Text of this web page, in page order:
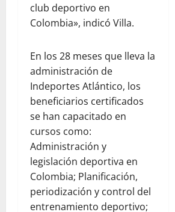
club deportivo en
Colombia», indicó Villa.
En los 28 meses que lleva la
administración de
Indeportes Atlántico, los
beneficiarios certificados
se han capacitado en
cursos como:
Administración y
legislación deportiva en
Colombia; Planificación,
periodización y control del
entrenamiento deportivo;